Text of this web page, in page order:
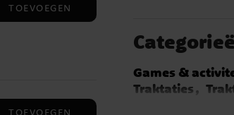
TOEVOEGEN
TOEVOEGEN
Games &
Traktaties